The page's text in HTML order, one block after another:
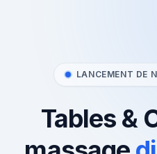
LANCEMENT DE
Tables &